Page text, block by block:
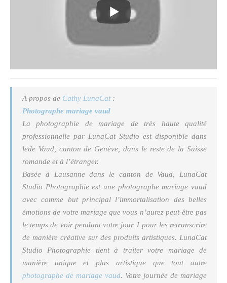
A propos de Cathy LunaCat:
Photographe mariage vaud
La photographie de mariage de très haute qualité
professionnelle par LunaCat Studio est disponible dans
lede Vaud, canton de Genève, dans le reste de la Suisse
romande et à l’étranger.
Basée à Lausanne dans le canton de Vaud, LunaCat
Studio Photographie est une photographe mariage vaud
avec comme but principal l’immortalisation des belles
émotions de votre mariage que vous n’aurez peut-être pas
le temps de voir pendant votre jour J pour les retranscrire
de manière créative sur des produits artistiques. LunaCat
Studio Photographie tient à traiter votre mariage de
manière unique et plus artistique que tout autre
photographe de mariage vaud. Votre journée de mariage